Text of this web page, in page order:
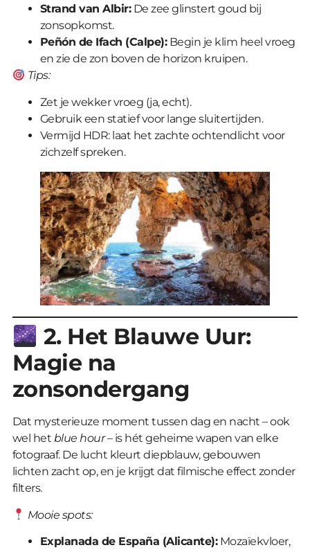
Strand van Albir:De zee glinstert goud bij
zonsopkomst.
Peñón de Ifach (Calpe):Begin je klim heel vroeg
en zie de zon boven de horizon kruipen.
Tips:
Zet je wekker vroeg (ja, echt).
Gebruik een statief voor lange sluitertijden.
Vermijd HDR: laat het zachte ochtendlicht voor
zichzelf spreken.
2. Het Blauwe Uur:
Magie na
zonsondergang
Dat mysterieuze moment tussen dag en nacht – ook
wel het blue hour– is hét geheime wapen van elke
fotograaf. De lucht kleurt diepblauw, gebouwen
lichten zacht op, en je krijgt dat filmische effect zonder
filters.
Mooie spots:
Explanada de España (Alicante):Mozaïekvloer,